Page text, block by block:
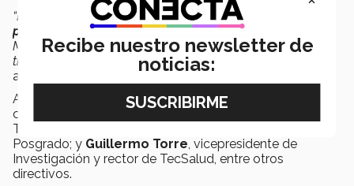
“De los integrantes de Faculty of Excellence vinieron
profesores de 11 nacionalidades, que ya hicieron de
México su casa y compartieron cómo les ha ido en esta
transición, los retos y su adaptación al Tec de Monterrey”,
agregó el líder.
Asimismo, se reunieron con líderes de la institución,
como
Tec;
Posgrado; y Guillermo Torre, vicepresidente de
Investigación y rector de TecSalud, entre otros
directivos.
Recibe nuestro newsletter de
noticias: